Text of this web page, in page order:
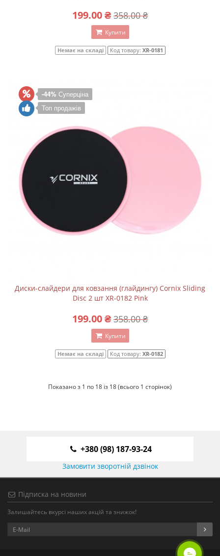
199.00 ₴ 358.00 ₴
Купити
Немає на складі Код товару: XR-0181
-44% Суперціна
Топ продажів
Диски-слайдери для ковзання (глайдингу) Cornix Sliding
Disc 2 шт XR-0182 Pink
199.00 ₴ 358.00 ₴
Купити
Немає на складі Код товару: XR-0182
Показано з 1 по 18 із 18 (всього 1 сторінок)
+380 (98) 187-93-24
Замовити зворотній дзвінок
Підписка на новини
Залишайтесь вкурсі наших акцій та знижок!
ОНЛАЙН ЧАТ